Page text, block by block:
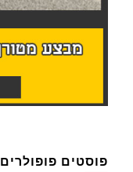
פוסטים פופולרים